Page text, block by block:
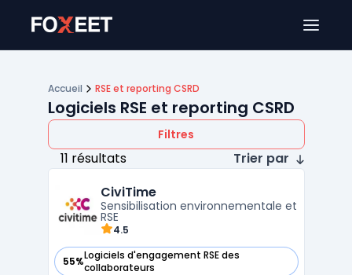
Accueil RSE et reporting CSRD
Logiciels RSE et reporting CSRD
Filtres
11 résultats
Trier par
CiviTime
Sensibilisation environnementale et
RSE
4.5
55%Logiciels d'engagement RSE des
collaborateurs
— voir CiviTime dans cette catégorie